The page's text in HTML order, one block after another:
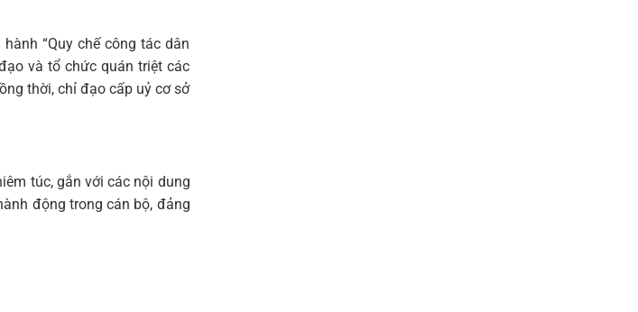
“Quy chế công tác dân
và tổ chức quán triệt các
thời, chỉ đạo cấp uỷ cơ sở
túc, gắn với các nội dung
động trong cán bộ, đảng